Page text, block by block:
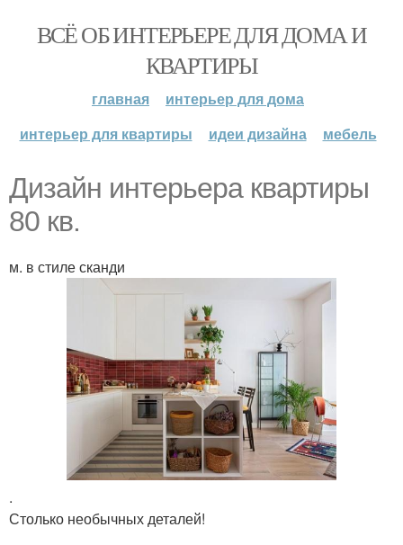
ВСЁ ОБ ИНТЕРЬЕРЕ ДЛЯ ДОМА И
КВАРТИРЫ
главная
интерьер для дома
интерьер для квартиры
идеи дизайна мебель
Дизайн интерьера квартиры
80 кв.
м. в стиле сканди
.
Столько необычных деталей!